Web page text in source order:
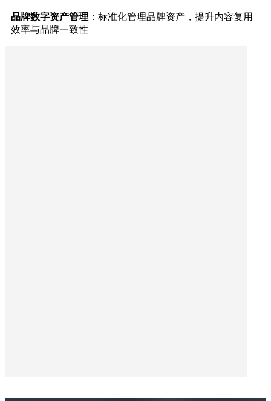
品牌数字资产管理 ：标准化管理品牌资产，提升内容复用
效率与品牌一致性